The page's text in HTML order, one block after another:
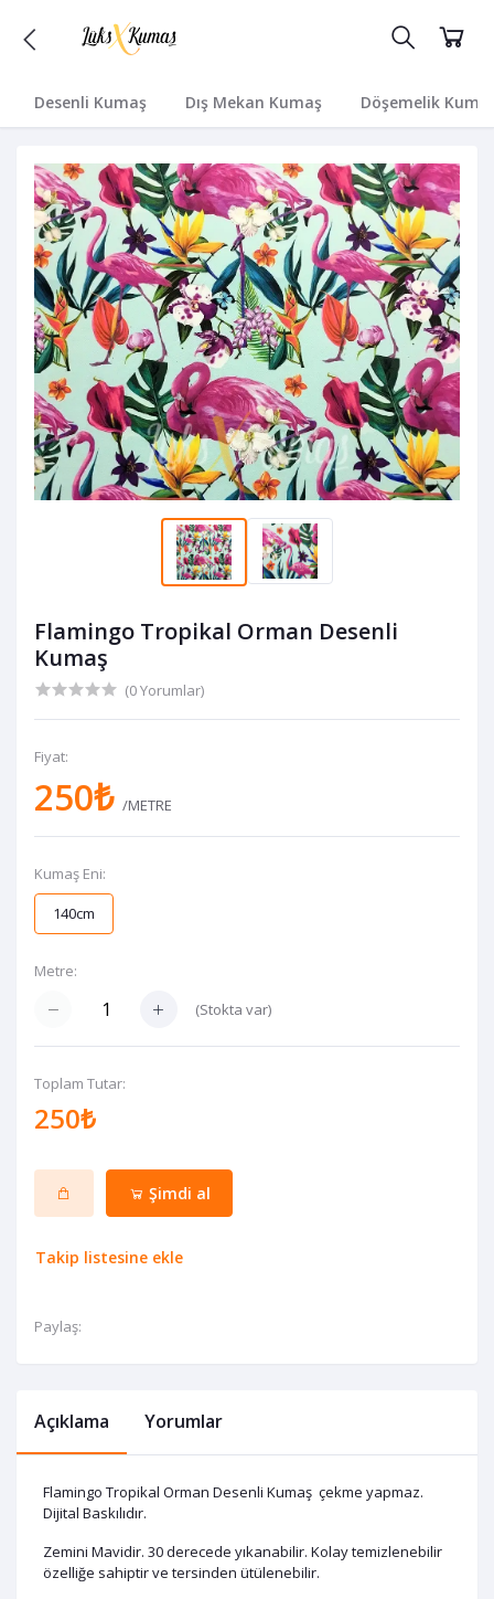
Desenli Kumaş Dış Mekan Kumaş Döşemelik
Flamingo Tropikal Orman Desenli
Kumaş
(0 Yorumlar)
Fiyat:
250₺ /METRE
Kumaş Eni:
140cm
Metre:
(Stokta var)
Toplam Tutar:
250₺
Şimdi al
Takip listesine ekle
Paylaş:
Açıklama Yorumlar
Flamingo Tropikal Orman Desenli Kumaş çekme yapmaz.
Dijital Baskılıdır.
Zemini Mavidir. 30 derecede yıkanabilir. Kolay temizlenebilir
özelliğe sahiptir ve tersinden ütülenebilir.